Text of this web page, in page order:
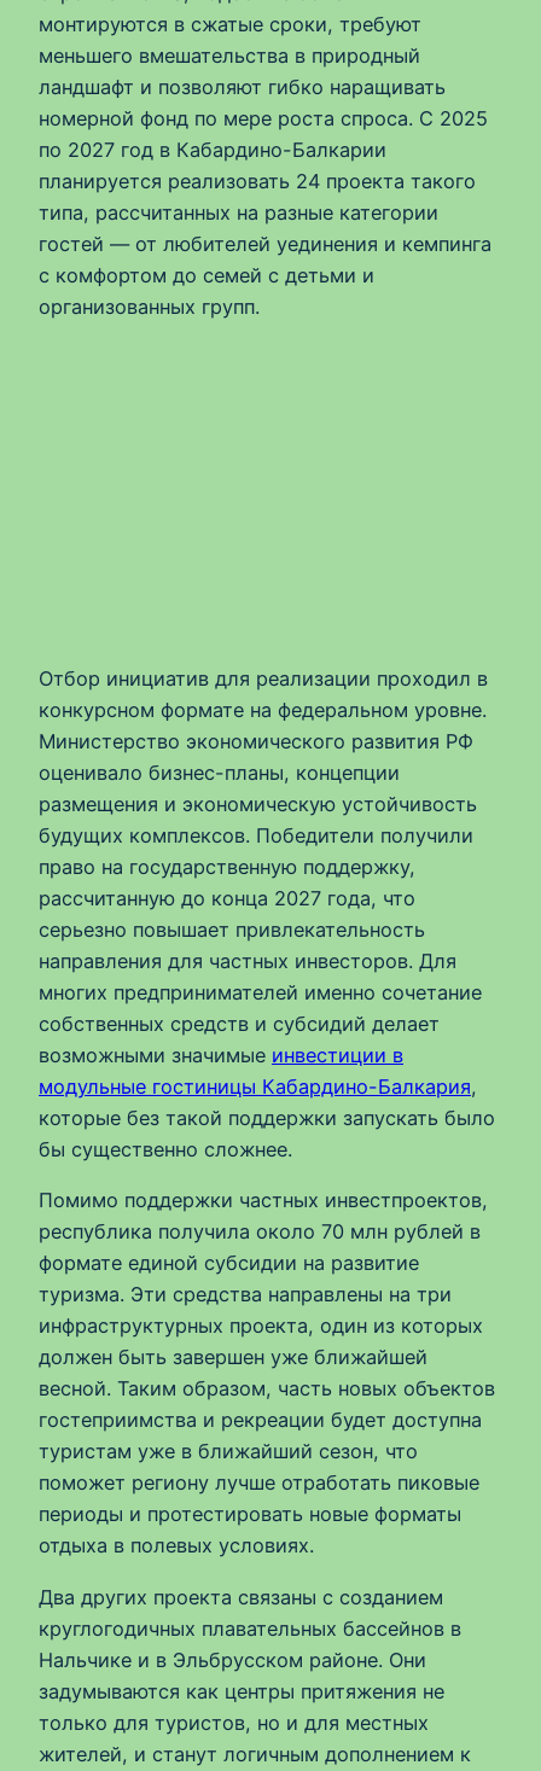
монтируются в сжатые сроки, требуют
меньшего вмешательства в природный
ландшафт и позволяют гибко наращивать
номерной фонд по мере роста спроса. С 2025
по 2027 год в Кабардино-Балкарии
планируется реализовать 24 проекта такого
типа, рассчитанных на разные категории
гостей — от любителей уединения и кемпинга
с комфортом до семей с детьми и
организованных групп.
Отбор инициатив для реализации проходил в
конкурсном формате на федеральном уровне.
Министерство экономического развития РФ
оценивало бизнес-планы, концепции
размещения и экономическую устойчивость
будущих комплексов. Победители получили
право на государственную поддержку,
рассчитанную до конца 2027 года, что
серьезно повышает привлекательность
направления для частных инвесторов. Для
многих предпринимателей именно сочетание
собственных средств и субсидий делает
возможными значимые инвестиции в
модульные гостиницы Кабардино-Балкария,
которые без такой поддержки запускать было
бы существенно сложнее.
Помимо поддержки частных инвестпроектов,
республика получила около 70 млн рублей в
формате единой субсидии на развитие
туризма. Эти средства направлены на три
инфраструктурных проекта, один из которых
должен быть завершен уже ближайшей
весной. Таким образом, часть новых объектов
гостеприимства и рекреации будет доступна
туристам уже в ближайший сезон, что
поможет региону лучше отработать пиковые
периоды и протестировать новые форматы
отдыха в полевых условиях.
Два других проекта связаны с созданием
круглогодичных плавательных бассейнов в
Нальчике и в Эльбрусском районе. Они
задумываются как центры притяжения не
только для туристов, но и для местных
жителей, и станут логичным дополнением к